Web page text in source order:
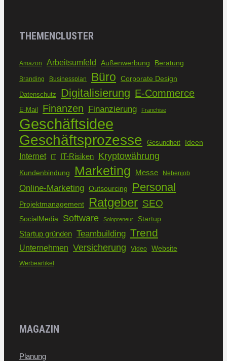
THEMENCLUSTER
Amazon Arbeitsumfeld Außenwerbung Beratung
Branding Businessplan Büro Corporate Design
Datenschutz Digitalisierung E-Commerce
E-Mail Finanzen Finanzierung Franchise
Geschäftsidee
Geschäftsprozesse Gesundheit Ideen
Internet IT IT-Risiken Kryptowährung
Kundenbindung Marketing Messe Nebenjob
Online-Marketing Outsourcing Personal
Projektmanagement Ratgeber SEO
SocialMedia Software Solopreneur Startup
Startup gründen Teambuilding Trend
Unternehmen Versicherung Video Website
Werbeartikel
MAGAZIN
Planung